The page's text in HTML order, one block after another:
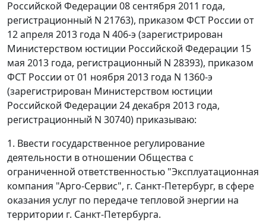
Российской Федерации 08 сентября 2011 года,
регистрационный N 21763), приказом ФСТ России от
12 апреля 2013 года N 406-э (зарегистрирован
Министерством юстиции Российской Федерации 15
мая 2013 года, регистрационный N 28393), приказом
ФСТ России от 01 ноября 2013 года N 1360-э
(зарегистрирован Министерством юстиции
Российской Федерации 24 декабря 2013 года,
регистрационный N 30740) приказываю:
1. Ввести государственное регулирование
деятельности в отношении Общества с
ограниченной ответственностью "Эксплуатационная
компания "Арго-Сервис", г. Санкт-Петербург, в сфере
оказания услуг по передаче тепловой энергии на
территории г. Санкт-Петербурга.